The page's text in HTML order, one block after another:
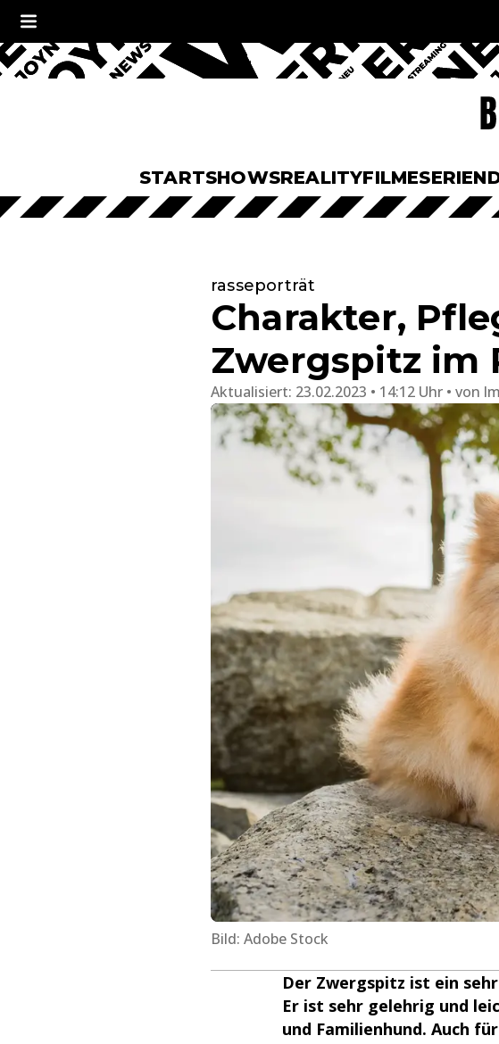
STARTSHOWSREALITYFILMESERIEN
rasseporträt
Charakter,
Zwergspitz im
Aktualisiert: 23.02.2023 • 14:12 Uhr von lm
Bild: Adobe Stock
Der Zwergspitz ist ein
Er ist sehr gelehrig und
und Familienhund. Auch